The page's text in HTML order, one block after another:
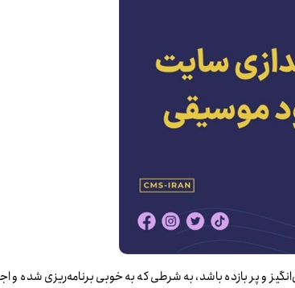
و پر بازده باشد، به شرطی که به خوبی برنامه‌ریزی شده و